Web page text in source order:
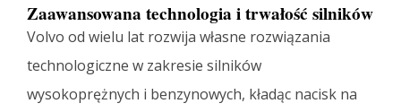
Zaawansowana technologia i trwałość silników
Volvo od wielu lat rozwija własne rozwiązania
technologiczne w zakresie silników
wysokoprężnych i benzynowych, kładąc nacisk na